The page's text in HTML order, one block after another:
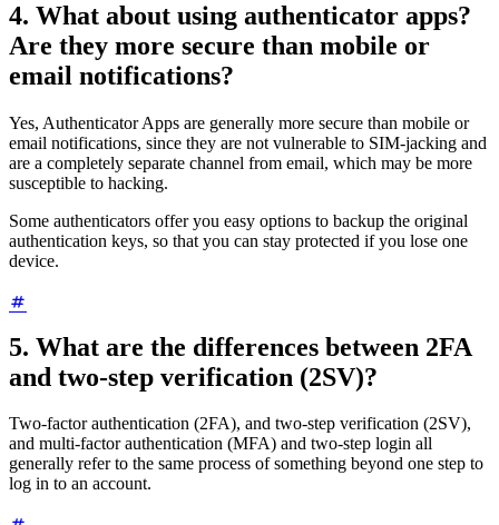
4. What about using authenticator apps?
Are they more secure than mobile or
email notifications?
Yes, Authenticator Apps are generally more secure than mobile or
email notifications, since they are not vulnerable to SIM-jacking and
are a completely separate channel from email, which may be more
susceptible to hacking.
Some authenticators offer you easy options to backup the original
authentication keys, so that you can stay protected if you lose one
device.
5. What are the differences between 2FA
and two-step verification (2SV)?
Two-factor authentication (2FA), and two-step verification (2SV),
and multi-factor authentication (MFA) and two-step login all
generally refer to the same process of something beyond one step to
log in to an account.